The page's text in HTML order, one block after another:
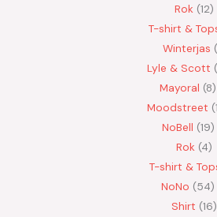
Rok 12
T-shirt &
Winterjas
Lyle & Scott
Mayoral 8
Moodstreet
NoBell 19
Rok 4
T-shirt &
NoNo
54
Shirt 16